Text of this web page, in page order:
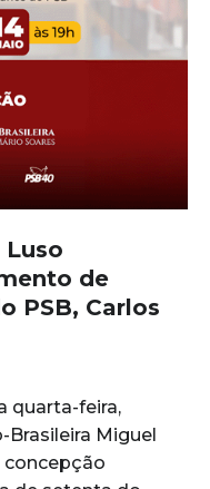
Luso
de
PSB, Carlos
quarta-feira,
Brasileira Miguel
concepção